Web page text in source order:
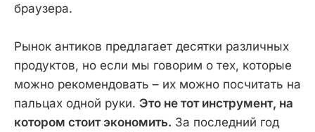
браузера.
Рынок антиков предлагает десятки различных
продуктов, но если мы говорим о тех, которые
можно рекомендовать – их можно посчитать на
пальцах одной руки. Это не тот инструмент, на
котором стоит экономить. За последний год